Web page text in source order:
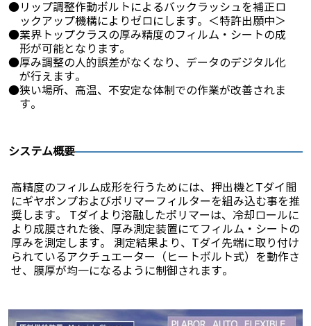
リップ調整作動ボルトによるバックラッシュを補正ロ
ックアップ機構によりゼロにします。＜特許出願中＞
業界トップクラスの厚み精度のフィルム・シートの成
形が可能となります。
厚み調整の人的誤差がなくなり、データのデジタル化
が行えます。
狭い場所、高温、不安定な体制での作業が改善されま
す。
システム概要
高精度のフィルム成形を行うためには、押出機とTダイ間
にギヤポンプおよびポリマーフィルターを組み込む事を推
奨します。 Tダイより溶融したポリマーは、冷却ロールに
より成膜された後、厚み測定装置にてフィルム・シートの
厚みを測定します。 測定結果より、Tダイ先端に取り付け
られているアクチュエーター（ヒートボルト式）を動作さ
せ、膜厚が均一になるように制御されます。